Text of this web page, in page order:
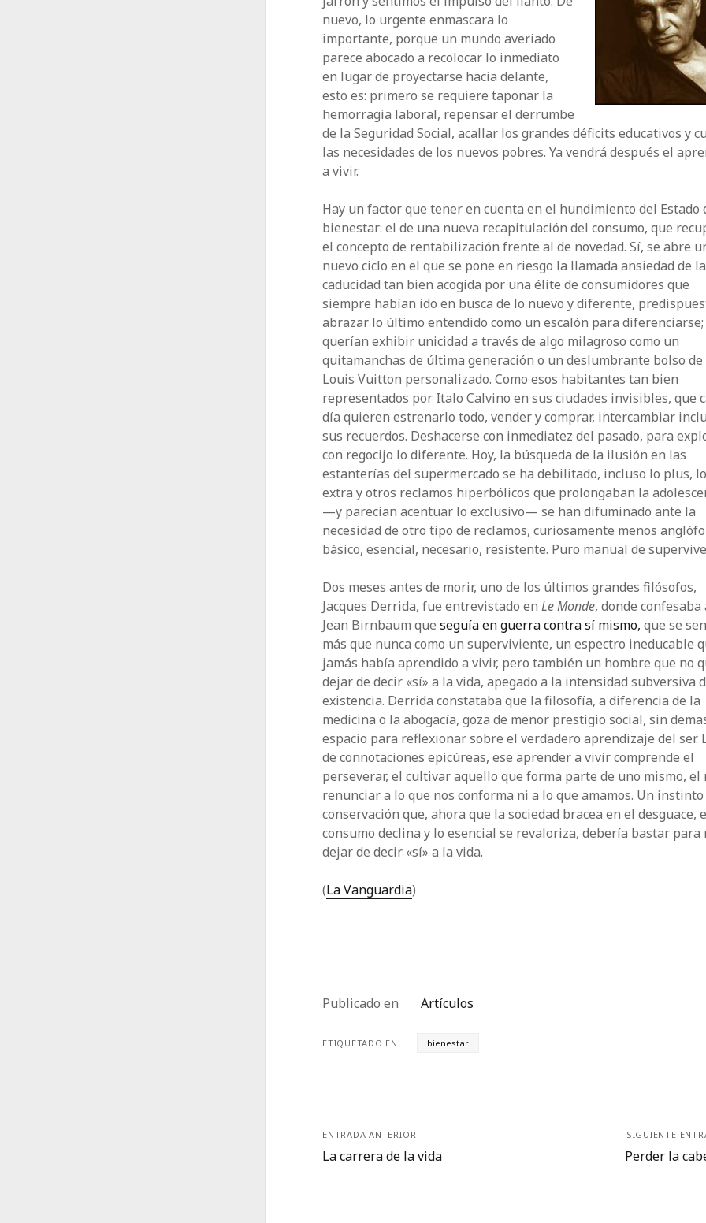
nuevo, lo urgente enmascara lo
importante, porque un mundo averiado
parece abocado a recolocar lo inmediato
en lugar de proyectarse hacia delante,
esto es: primero se requiere taponar la
hemorragia laboral, repensar el derrumbe
de la Seguridad Social, acallar los grandes déficits educativos y
las necesidades de los nuevos pobres. Ya vendrá después el
a vivir.
Hay un factor que tener en cuenta en el hundimiento del Estado
bienestar: el de una nueva recapitulación del consumo, que
el concepto de rentabilización frente al de novedad. Sí, se abre
nuevo ciclo en el que se pone en riesgo la llamada ansiedad de la
caducidad tan bien acogida por una élite de consumidores que
siempre habían ido en busca de lo nuevo y diferente,
abrazar lo último entendido como un escalón para diferenciarse;
querían exhibir unicidad a través de algo milagroso como un
quitamanchas de última generación o un deslumbrante bolso de
Louis Vuitton personalizado. Como esos habitantes tan bien
representados por Italo Calvino en sus ciudades invisibles, que
día quieren estrenarlo todo, vender y comprar, intercambiar
sus recuerdos. Deshacerse con inmediatez del pasado, para
con regocijo lo diferente. Hoy, la búsqueda de la ilusión en las
estanterías del supermercado se ha debilitado, incluso lo plus, lo
extra y otros reclamos hiperbólicos que prolongaban la
—y parecían acentuar lo exclusivo— se han difuminado ante la
necesidad de otro tipo de reclamos, curiosamente menos
básico, esencial, necesario, resistente. Puro manual de
Dos meses antes de morir, uno de los últimos grandes filósofos,
Jacques Derrida, fue entrevistado enLe Monde, donde confesaba
Jean Birnbaum queseguía en guerra contra sí mismo, que se
más que nunca como un superviviente, un espectro ineducable
jamás había aprendido a vivir, pero también un hombre que no
dejar de decir «sí» a la vida, apegado a la intensidad subversiva
existencia. Derrida constataba que la filosofía, a diferencia de la
medicina o la abogacía, goza de menor prestigio social, sin
espacio para reflexionar sobre el verdadero aprendizaje del ser.
de connotaciones epicúreas, ese aprender a vivir comprende el
perseverar, el cultivar aquello que forma parte de uno mismo, el
renunciar a lo que nos conforma ni a lo que amamos. Un instinto
conservación que, ahora que la sociedad bracea en el desguace,
consumo declina y lo esencial se revaloriza, debería bastar para
dejar de decir «sí» a la vida.
(La Vanguardia)
Publicado en Artículos
ETIQUETADO EN bienestar
ENTRADA ANTERIOR
La carrera de la vida
SIGUIENTE
Perder la